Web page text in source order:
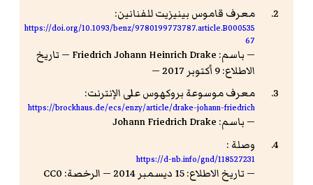
معرف قاموس بينيزيت للفنانين:
https://doi.org/10.1093/benz/9780199773787.article.B000535
67
— باسم: Friedrich Johann Heinrich Drake — تاريخ
الاطلاع: 9 أكتوبر 2017 —
معرف موسوعة بروكهوس على الإنترنت:
https://brockhaus.de/ecs/enzy/article/drake-johann-friedrich
— باسم: Johann Friedrich Drake
وصلة :
https://d-nb.info/gnd/118527231
— تاريخ الاطلاع: 15 ديسمبر 2014 — الرخصة: CC0